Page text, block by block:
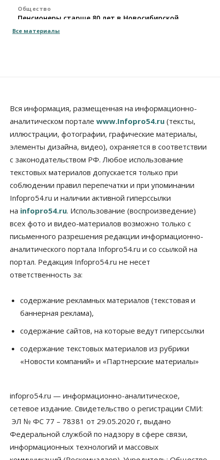
Общество
Пенсионеры старше 80 лет в Новосибирской
06 Августа 2026, 16:00
Власть
Думская гонка в Новосибирской области
обойдется без самовыдвиженцев
06 Августа 2026, 15:00
Власть Общество
Правительство России продлило разрешение на
выпуск бензина «Евро-3»
06 Августа 2026, 14:00
Общество
«За тех, у кого от 270 баллов,
настоящая борьба»: вузы настойчиво
обзванивают новосибирских высокобалльников
перед зачислением
Власть
Режим ЧС ввели в Омской области из-за засухи
Власть Общество
Новосибирск готовится к визиту Владимира
06 Августа 2026, 12:05
Бизнес Общество
Росреестр назвал главные причины
Телекоммуникации
В 16 населённых пунктах Мошковского района
модернизировали мобильную связь
06 Августа 2026, 11:35
Бизнес Право&Порядок ПроБизнес
Все материалы
Вся информация, размещенная на информационно-
аналитическом портале www.Infopro54.ru (тексты,
иллюстрации, фотографии, графические материалы,
элементы дизайна, видео), охраняется в соответствии
с законодательством РФ. Любое использование
текстовых материалов допускается только при
соблюдении правил перепечатки и при упоминании
Infopro54.ru и наличии активной гиперссылки
на infopro54.ru. Использование (воспроизведение)
всех фото и видео-материалов возможно только с
письменного разрешения редакции информационно-
аналитического портала Infopro54.ru и со ссылкой на
портал. Редакция Infopro54.ru не несет
ответственность за:
содержание рекламных материалов (текстовая и
баннерная реклама),
содержание сайтов, на которые ведут гиперссылки
содержание текстовых материалов из рубрики
«Новости компаний» и «Партнерские материалы»
infopro54.ru — информационно-аналитическое,
сетевое издание. Свидетельство о регистрации СМИ:
ЭЛ № ФС 77 – 78381 от 29.05.2020 г, выдано
Федеральной службой по надзору в сфере связи,
информационных технологий и массовых